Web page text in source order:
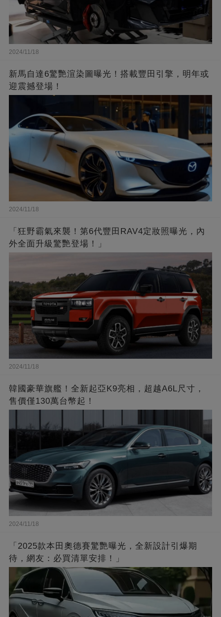
2024/11/18
新馬自達6驚艷渲染圖曝光！搭載豐田引擎，明年或
迎震撼登場！
2024/11/18
「狂野霸氣來襲！第6代豐田RAV4定妝照曝光，內
外全面升級驚艷登場！」
2024/11/18
韓國豪華旗艦！全新起亞K9亮相，超越A6L尺寸，
售價僅130萬台幣起！
2024/11/18
「2025款本田奧德賽驚艷曝光，全新設計引爆期
待，網友：必買清單安排！」